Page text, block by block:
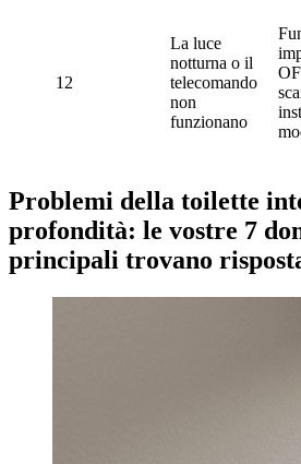
12
La luce
notturna o il
telecomando
non
funzionano
Problemi della toilette
profondità: le vostre 7
principali trovano